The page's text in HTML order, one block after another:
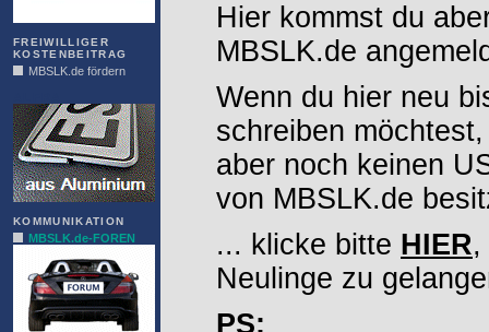
FREIWILLIGER
KOSTENBEITRAG
MBSLK.de fördern
KOMMUNIKATION
MBSLK.de-FOREN
Hier kommst du
MBSLK.de
Wenn du hier neu
schreiben möchtest,
aber noch keinen
von MBSLK.de
... klicke bitte HIER,
Neulinge zu
PS: